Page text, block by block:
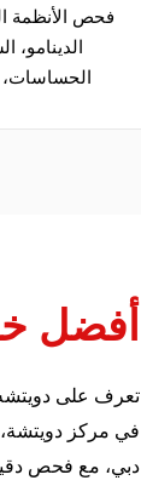
فحص الأنظمة
الدينامو،
الحساسات،
أفضل
تعرف على
في مركز دويتشة،
دبي، مع فحص